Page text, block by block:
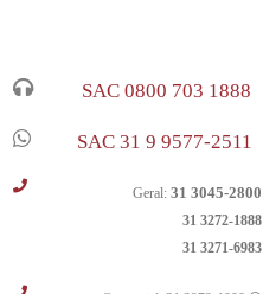
SAC 0800 703 1888
SAC 31 9 9577-2511
Geral:31 3045-2800
31 3272-1888
31 3271-6983